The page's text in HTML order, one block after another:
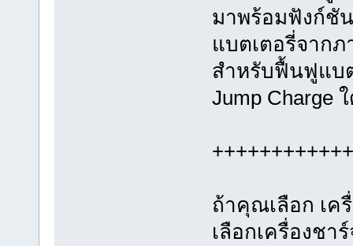
มาพร้อมฟังก์ชั
แบตเตอรี่จากภ
สำหรับฟื้นฟูแบ
Jump Charge
ถ้าคุณเลือก เค
เลือกเครื่องชา